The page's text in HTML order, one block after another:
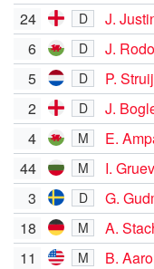
24 D J.
6 D
J.
5
D
P.
2
D
J.
4
M
E.
44
M I. Gruev
3 D G.
18 M A.
11 M B.